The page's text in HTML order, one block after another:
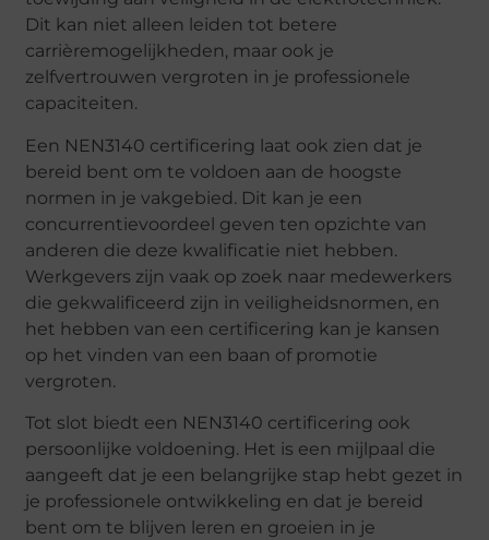
Dit kan niet alleen leiden tot betere
carrièremogelijkheden, maar ook je
zelfvertrouwen vergroten in je professionele
capaciteiten.
Een NEN3140 certificering laat ook zien dat je
bereid bent om te voldoen aan de hoogste
normen in je vakgebied. Dit kan je een
concurrentievoordeel geven ten opzichte van
anderen die deze kwalificatie niet hebben.
Werkgevers zijn vaak op zoek naar medewerkers
die gekwalificeerd zijn in veiligheidsnormen, en
het hebben van een certificering kan je kansen
op het vinden van een baan of promotie
vergroten.
Tot slot biedt een NEN3140 certificering ook
persoonlijke voldoening. Het is een mijlpaal die
aangeeft dat je een belangrijke stap hebt gezet in
je professionele ontwikkeling en dat je bereid
bent om te blijven leren en groeien in je